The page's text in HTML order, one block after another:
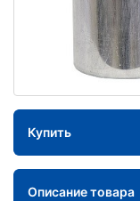
Купить
Описание товара